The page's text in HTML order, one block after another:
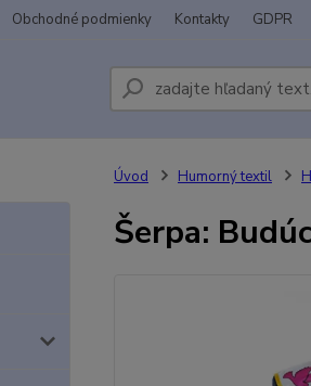
Obchodné podmienky Kontakty GDPR
Úvod Humorný textil
Šerpa: